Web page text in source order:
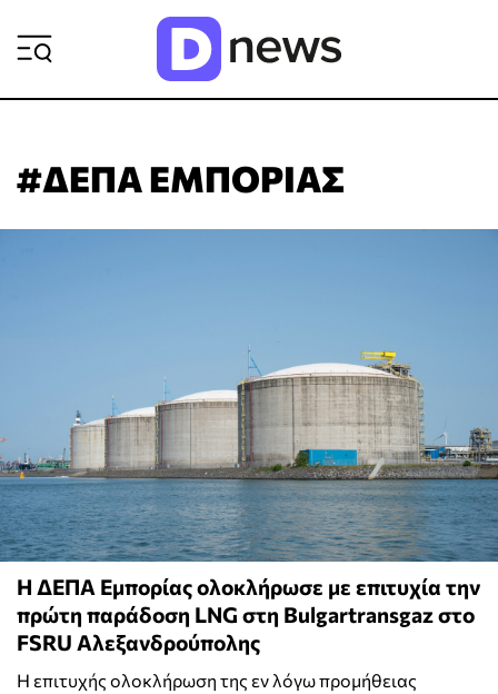
#ΔΕΠΑ ΕΜΠΟΡΙΑΣ
Η ΔΕΠΑ Εμπορίας ολοκλήρωσε με επιτυχία την
πρώτη παράδοση LNG στη Bulgartransgaz στο
FSRU Αλεξανδρούπολης
Η επιτυχής ολοκλήρωση της εν λόγω προμήθειας